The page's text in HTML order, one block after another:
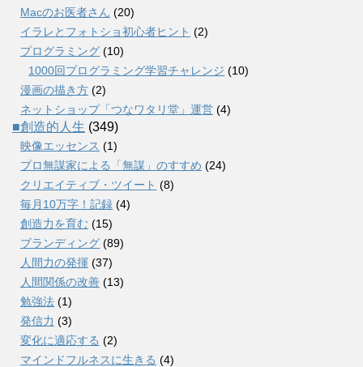
Macのお医者さん (20)
イラレとフォトショ初心者ヒント (2)
プログラミング (10)
1000回プログラミング学習チャレンジ (10)
漫画の描き方 (2)
ネットショップ「つなワタリ堂」運営 (4)
■創造的人生 (349)
映像エッセンス (1)
プロ無謀家による「無謀」のすすめ (24)
クリエイティブ・ツイート (8)
毎月10万字！記録 (4)
創造力を育む (15)
ブランディング (89)
人間力の発揮 (37)
人間関係の改善 (13)
勉強法 (1)
発信力 (3)
変化に適応する (2)
マインドフルネスに生きる (4)